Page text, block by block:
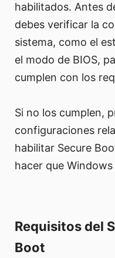
habilitados. Antes
debes verificar la
sistema, como el
el modo de BIOS,
cumplen con los
Si no los cumplen,
configuraciones
habilitar Secure
hacer que
Requisitos del
Boot